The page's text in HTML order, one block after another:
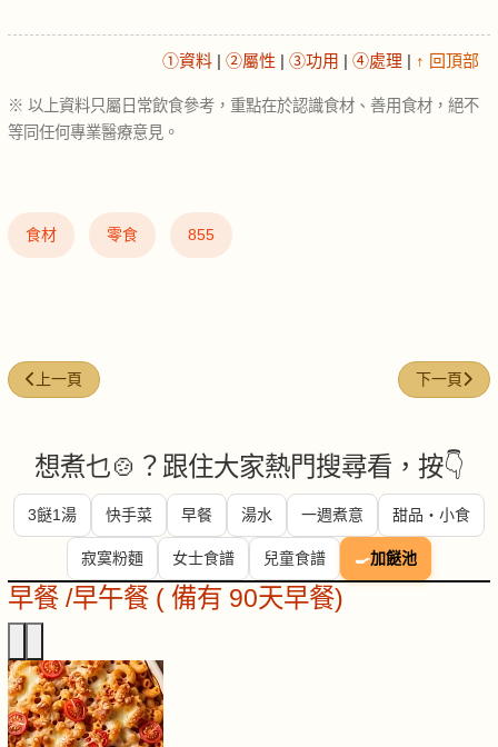
①資料 | ②屬性 | ③功用 | ④處理 | ↑ 回頂部
※ 以上資料只屬日常飲食參考，重點在於認識食材、善用食材，絕不
等同任何專業醫療意見。
食材 零食 855
上一篇文章: 味噌 (Miso)
上一頁 下一篇文
下一頁
想煮乜🍲？跟住大家熱門搜尋看，按👇
3餸1湯 快手菜 早餐 湯水 一週煮意 甜品・小食
寂寞粉麵 女士食譜 兒童食譜 🍳加餸池
早餐 /早午餐 ( 備有 90天早餐)